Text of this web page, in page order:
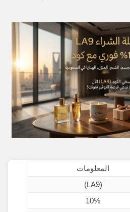
المعلومات
(LA9)
10%